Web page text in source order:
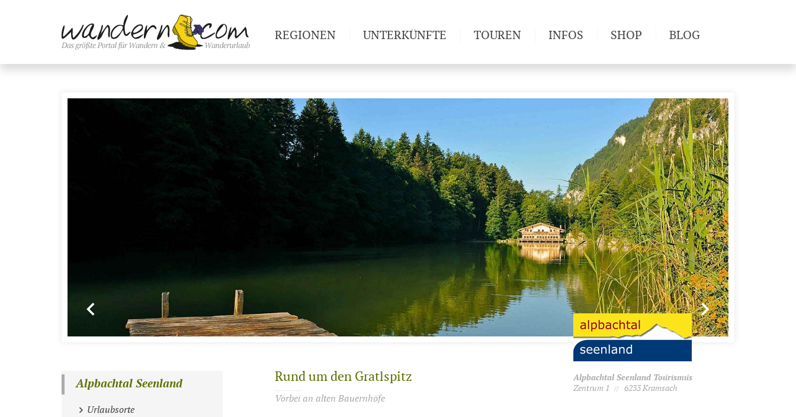
Rund um den Gratlspitz
Vorbei an alten Bauernhöfe
Alpbachtal Seenland Tourismus
Zentrum 1
// 6233 Kramsach
Alpbachtal Seenland
Urlaubsorte
REGIONEN UNTERKÜNFTE TOUREN INFOS
Newsletter
SHOP BLOG